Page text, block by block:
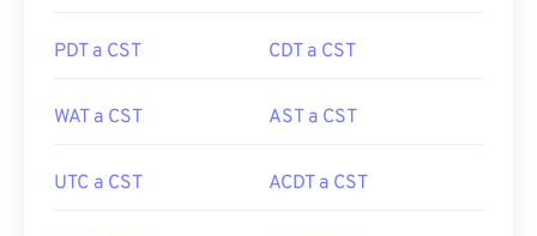
PDT a CST CDT a CST
WAT a CST AST a CST
UTC a CST ACDT a CST